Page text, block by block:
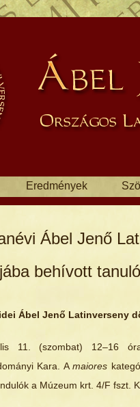
Eredmények
Ábel Jenő
behívott
Ábel Jenő Latinverseny
11. (szombat) 12–16
Kara. Amaiores
a Múzeum krt. 4/F fszt.